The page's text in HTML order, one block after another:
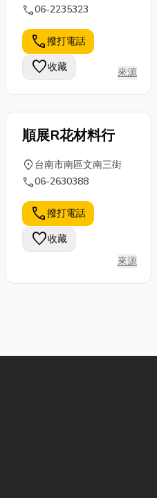
call06-2235323
call撥打電話
favorite收藏 來源
順展R花材料行
location_on 台南市南區文南三街
call06-2630388
call撥打電話
favorite收藏
來源